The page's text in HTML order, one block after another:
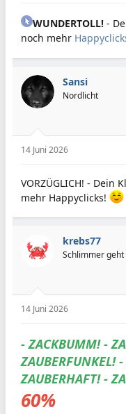
WUNDERTOLL! -
noch mehr
Sansi
Nordlicht
14 Juni 2026
VORZÜGLICH! - Dein
mehr Happyclicks!
krebs77
Schlimmer
14 Juni 2026
- ZACKBUMM! -
ZAUBERFUNKEL!
ZAUBERHAFT! -
60%